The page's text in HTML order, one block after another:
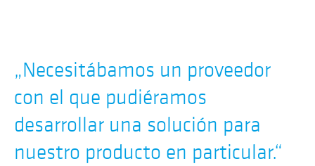
„Necesitábamos un proveedor
con el que pudiéramos
desarrollar una solución para
nuestro producto en particular.“